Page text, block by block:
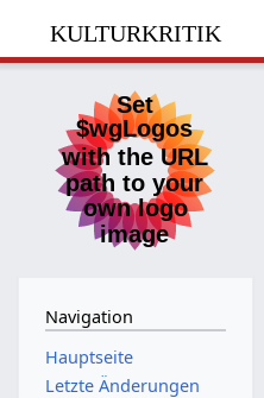
kulturkritik
Navigation
Hauptseite
Letzte Änderungen